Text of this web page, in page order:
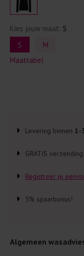
Kies jouw maat: S
S
M
Maattabel
Levering binnen 1-
GRATIS
Registreer je
5% spaarbonus!
Algemeen